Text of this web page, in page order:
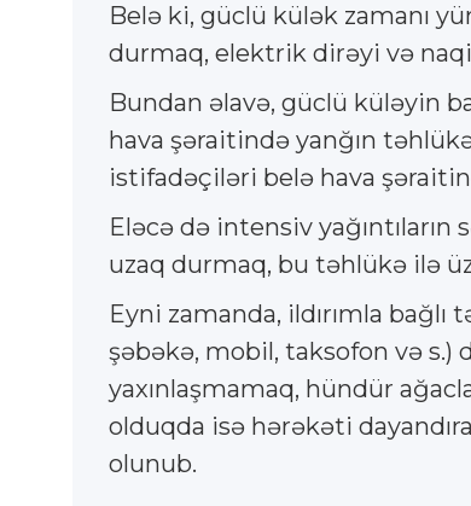
Belə ki, güclü külək zamanı
durmaq, elektrik dirəyi və
Bundan əlavə, güclü küləyin
hava şəraitində yanğın
istifadəçiləri belə hava
Eləcə də intensiv
uzaq durmaq, bu təhlükə ilə
Eyni zamanda, ildırımla
şəbəkə, mobil, taksofon və s.)
yaxınlaşmamaq, hündür
olduqda isə hərəkəti
olunub.